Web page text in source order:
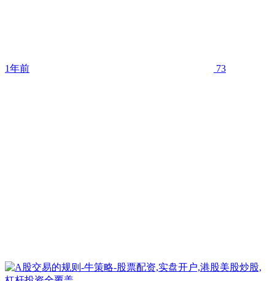
1年前 73